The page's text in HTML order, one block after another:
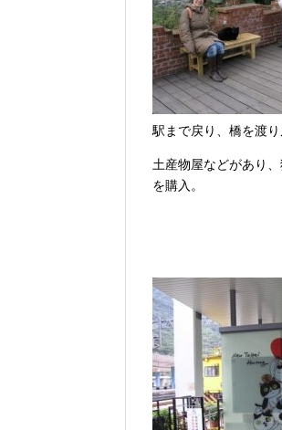
駅まで戻り、橋を渡り
土産物屋などがあり
を購入。